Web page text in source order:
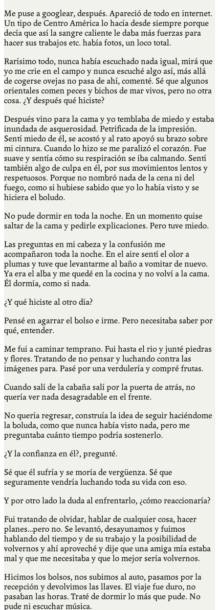
Me puse a googlear, después. Apareció de todo en internet.
Un tipo de Centro América lo hacía desde siempre porque
decía que así la sangre caliente le daba más fuerzas para
hacer sus trabajos etc. había fotos, un loco total.
Rarísimo todo, nunca había escuchado nada igual, mirá que
yo me crie en el campo y nunca escuché algo así, más allá
de cogerse ovejas no pasa de ahí, comenté. Sé que algunos
orientales comen peces y bichos de mar vivos, pero no otra
cosa. ¿Y después qué hiciste?
Después vino para la cama y yo temblaba de miedo y estaba
inundada de asquerosidad. Petrificada de la impresión.
Sentí miedo de él, se acostó y al rato apoyó su brazo sobre
mi cintura. Cuando lo hizo se me paralizó el corazón. Fue
suave y sentía cómo su respiración se iba calmando. Sentí
también algo de culpa en él, por sus movimientos lentos y
respetuosos. Porque no nombró nada de la cena ni del
fuego, como si hubiese sabido que yo lo había visto y se
hiciera el boludo.
No pude dormir en toda la noche. En un momento quise
saltar de la cama y pedirle explicaciones. Pero tuve miedo.
Las preguntas en mi cabeza y la confusión me
acompañaron toda la noche. En el aire sentí el olor a
plumas y tuve que levantarme al baño a vomitar de nuevo.
Ya era el alba y me quedé en la cocina y no volví a la cama.
Él dormía, como si nada.
¿Y qué hiciste al otro día?
Pensé en agarrar el bolso e irme. Pero necesitaba saber por
qué, entender.
Me fui a caminar temprano. Fui hasta el rio y junté piedras
y flores. Tratando de no pensar y luchando contra las
imágenes para. Pasé por una verdulería y compré frutas.
Cuando salí de la cabaña salí por la puerta de atrás, no
quería ver nada desagradable en el frente.
No quería regresar, construía la idea de seguir haciéndome
la boluda, como que nunca había visto nada, pero me
preguntaba cuánto tiempo podría sostenerlo.
¿Y la confianza en él?, pregunté.
Sé que él sufría y se moría de vergüenza. Sé que
seguramente vendría luchando toda su vida con eso.
Y por otro lado la duda al enfrentarlo, ¿cómo reaccionaría?
Fui tratando de olvidar, hablar de cualquier cosa, hacer
planes…pero no. Se levantó, desayunamos y fuimos
hablando del tiempo y de su trabajo y la posibilidad de
volvernos y ahí aproveché y dije que una amiga mía estaba
mal y que me necesitaba y que lo mejor sería volvernos.
Hicimos los bolsos, nos subimos al auto, pasamos por la
recepción y devolvimos las llaves. El viaje fue duro, no
pasaban las horas. Traté de dormir lo más que pude. No
pude ni escuchar música.